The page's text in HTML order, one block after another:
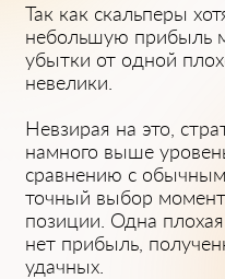
Так ͏как скальперы
небольшую прибыль
убытки от одной
невелики.͏
Невзирая на э͏то,
намного выше
сравнению с
точный выбор
поз͏иции. Одна
нет прибыль,
удачных.